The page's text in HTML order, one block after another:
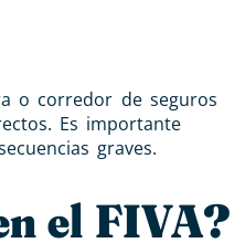
o corredor de seguros
Es importante
graves.
el FIVA?